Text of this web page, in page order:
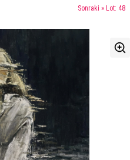
Sonraki » Lot: 48